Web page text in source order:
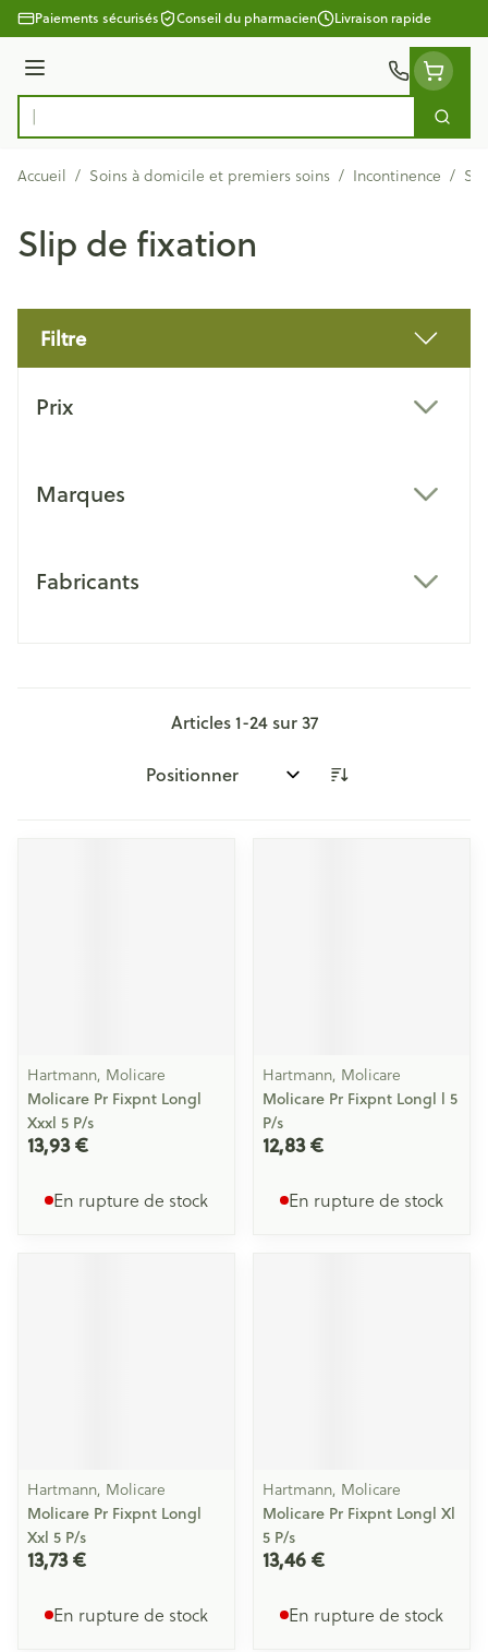
Aller au contenu
Paiements sécurisés Conseil du pharmacien Livraison rapide
Menu
Rechercher
Accueil / Soins à domicile et premiers soins / Incontinence /
Slip de fixation
Filtre
Prix
Marques
Fabricants
Articles1-24sur37
Trier par:
Hartmann, Molicare
Molicare Pr Fixpnt Longl
Xxxl 5 P/s
13,93 €
En rupture de stock
Hartmann, Molicare
Molicare Pr Fixpnt Longl l 5
P/s
12,83 €
En rupture de stock
Hartmann, Molicare
Molicare Pr Fixpnt Longl
Xxl 5 P/s
13,73 €
En rupture de stock
Hartmann, Molicare
Molicare Pr Fixpnt Longl Xl
5 P/s
13,46 €
En rupture de stock